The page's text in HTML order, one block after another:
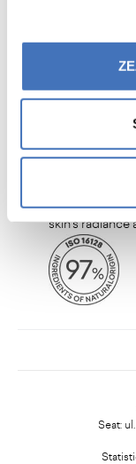
care. Night
formula to
product is
use brings a
existing
evens out the
skin's radiance
Seat: